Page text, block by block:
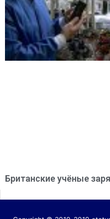
Британские учёные